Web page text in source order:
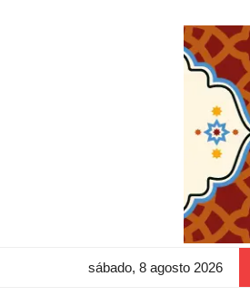
sábado, 8 agosto 2026